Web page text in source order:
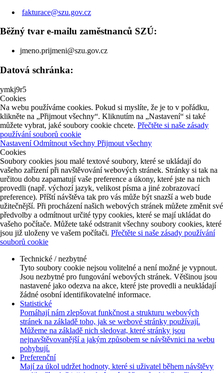
fakturace@szu.gov.cz
Běžný tvar e-mailu zaměstnanců SZÚ:
jmeno.prijmeni@szu.gov.cz
Datová schránka:
ymkj9r5
Cookies
Na webu používáme cookies. Pokud si myslíte, že je to v pořádku,
klikněte na „Přijmout všechny“. Kliknutím na „Nastavení“ si také
můžete vybrat, jaké soubory cookie chcete. Přečtěte si naše zásady
používání souborů cookie
NastaveníOdmítnout všechny Přijmout všechny
Cookies
Soubory cookies jsou malé textové soubory, které se ukládají do
vašeho zařízení při navštěvování webových stránek. Stránky si tak na
určitou dobu zapamatují vaše preference a úkony, které jste na nich
provedli (např. výchozí jazyk, velikost písma a jiné zobrazovací
preference). Příští návštěva tak pro vás může být snazší a web bude
užitečnější. Při procházení našich webových stránek můžete změnit své
předvolby a odmítnout určité typy cookies, které se mají ukládat do
vašeho počítače. Můžete také odstranit všechny soubory cookies, které
jsou již uloženy ve vašem počítači. Přečtěte si naše zásady používání
souborů cookie
Technické / nezbytné
Tyto soubory cookie nejsou volitelné a není možné je vypnout.
Jsou nezbytné pro fungování webových stránek. Většinou jsou
nastavené jako odezva na akce, které jste provedli a neukládají
žádné osobní identifikovatelné informace.
Statistické
Pomáhají nám zlepšovat funkčnost a strukturu webových
stránek na základě toho, jak se webové stránky používají.
Můžeme na základě nich sledovat, které stránky jsou
nejnavštěvovanější a jakým způsobem se návštěvnici na webu
pohybují.
Preferenční
Mají za úkol udržet hodnoty, které si uživatel během návštěvy